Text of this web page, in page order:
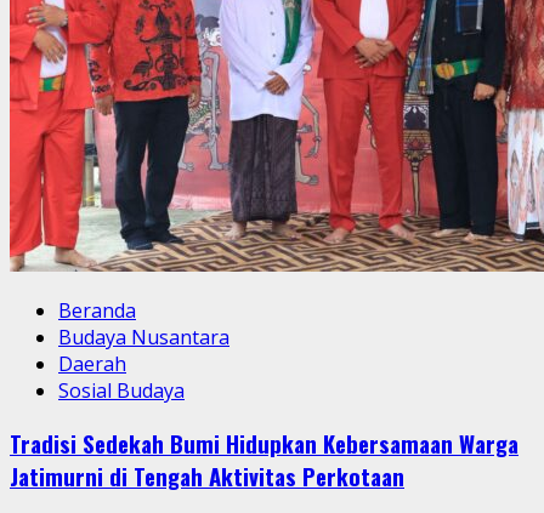
Beranda
Budaya Nusantara
Daerah
Sosial Budaya
Tradisi Sedekah Bumi Hidupkan Kebersamaan Warga
Jatimurni di Tengah Aktivitas Perkotaan